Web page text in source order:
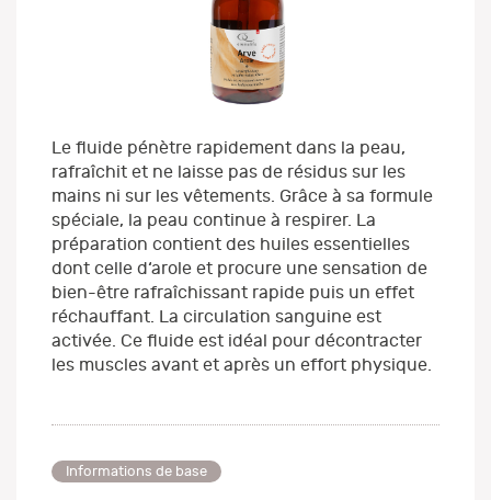
Le fluide pénètre rapidement dans la peau,
rafraîchit et ne laisse pas de résidus sur les
mains ni sur les vêtements. Grâce à sa formule
spéciale, la peau continue à respirer. La
préparation contient des huiles essentielles
dont celle d‘arole et procure une sensation de
bien-être rafraîchissant rapide puis un effet
réchauffant. La circulation sanguine est
activée. Ce fluide est idéal pour décontracter
les muscles avant et après un effort physique.
Informations de base